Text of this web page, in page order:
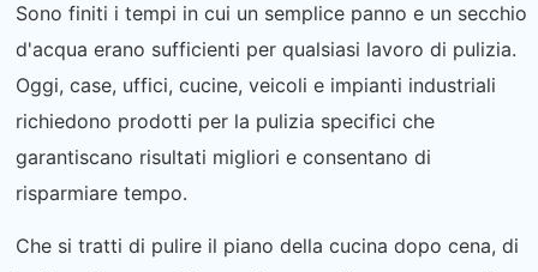
Sono finiti i tempi in cui un semplice panno e un secchio
d'acqua erano sufficienti per qualsiasi lavoro di pulizia.
Oggi, case, uffici, cucine, veicoli e impianti industriali
richiedono prodotti per la pulizia specifici che
garantiscano risultati migliori e consentano di
risparmiare tempo.
Che si tratti di pulire il piano della cucina dopo cena, di